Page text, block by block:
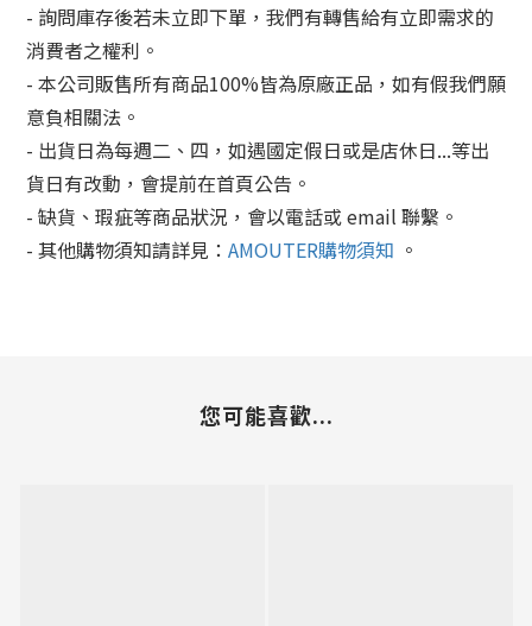
- 詢問庫存後若未立即下單，我們有轉售給有立即需求的
消費者之權利。
- 本公司販售所有商品100%皆為原廠正品，如有假我們願
意負相關法。
- 出貨日為每週二、四，如遇國定假日或是店休日...等出
貨日有改動，會提前在首頁公告。
- 缺貨、瑕疵等商品狀況，會以電話或 email 聯繫。
- 其他購物須知請詳見： AMOUTER購物須知 。
您可能喜歡...